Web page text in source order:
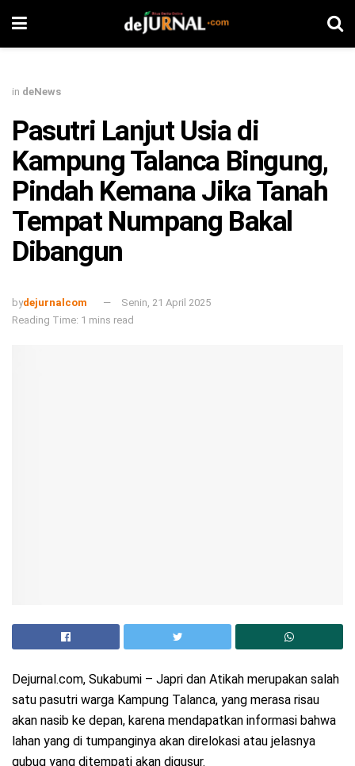
in deNews
Pasutri Lanjut Usia di
Kampung Talanca Bingung,
Pindah Kemana Jika Tanah
Tempat Numpang Bakal
Dibangun
bydejurnalcom
Senin, 21 April 2025
Reading Time: 1 mins read
Dejurnal.com, Sukabumi – Japri dan Atikah merupakan salah
satu pasutri warga Kampung Talanca, yang merasa risau
akan nasib ke depan, karena mendapatkan informasi bahwa
lahan yang di tumpanginya akan direlokasi atau jelasnya
gubug yang ditempati akan digusur.